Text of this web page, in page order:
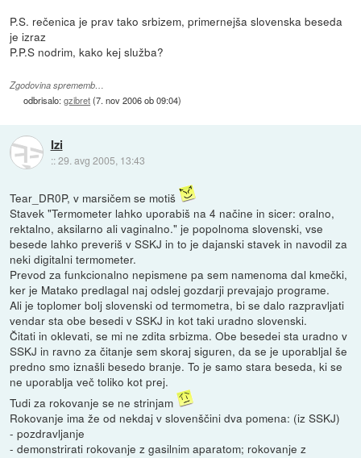
P.S. rečenica je prav tako srbizem, primernejša slovenska beseda
je izraz
P.P.S nodrim, kako kej služba?
Zgodovina sprememb…
odbrisalo:gzibret(7. nov 2006 ob 09:04)
Izi
::29. avg 2005, 13:43
Tear_DR0P, v marsičem se motiš
Stavek "Termometer lahko uporabiš na 4 načine in sicer: oralno,
rektalno, aksilarno ali vaginalno." je popolnoma slovenski, vse
besede lahko preveriš v SSKJ in to je dajanski stavek in navodil za
neki digitalni termometer.
Prevod za funkcionalno nepismene pa sem namenoma dal kmečki,
ker je Matako predlagal naj odslej gozdarji prevajajo programe.
Ali je toplomer bolj slovenski od termometra, bi se dalo razpravljati
vendar sta obe besedi v SSKJ in kot taki uradno slovenski.
Čitati in oklevati, se mi ne zdita srbizma. Obe besedei sta uradno v
SSKJ in ravno za čitanje sem skoraj siguren, da se je uporabljal še
predno smo iznašli besedo branje. To je samo stara beseda, ki se
ne uporablja več toliko kot prej.
Tudi za rokovanje se ne strinjam
Rokovanje ima že od nekdaj v slovenščini dva pomena: (iz SSKJ)
- pozdravljanje
- demonstrirati rokovanje z gasilnim aparatom; rokovanje z